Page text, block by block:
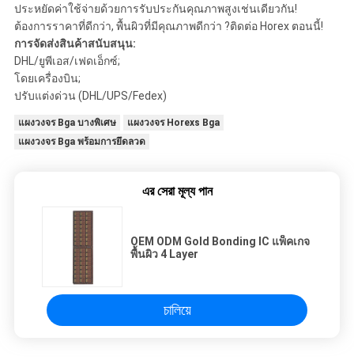
ประหยัดค่าใช้จ่ายด้วยการรับประกันคุณภาพสูงเช่นเดียวกัน!
ต้องการราคาที่ดีกว่า, พื้นผิวที่มีคุณภาพดีกว่า ?ติดต่อ Horex ตอนนี้!
การจัดส่งสินค้าสนับสนุน:
DHL/ยูพีเอส/เฟดเอ็กซ์;
โดยเครื่องบิน;
ปรับแต่งด่วน (DHL/UPS/Fedex)
แผงวงจร Bga บางพิเศษ
แผงวงจร Horexs Bga
แผงวงจร Bga พร้อมการยึดลวด
এর সেরা মূল্য পান
OEM ODM Gold Bonding IC แพ็คเกจ
พื้นผิว 4 Layer
চালিয়ে